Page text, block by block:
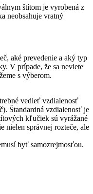
štítom je vyrobená z
neobsahuje vratný
aké prevedenie a aký typ
V prípade, že sa neviete
s výberom.
vedieť vzdialenosť
Štandardná vzdialenosť je
kľučiek sú vyrážané
nielen správnej rozteče, ale
byť samozrejmosťou.